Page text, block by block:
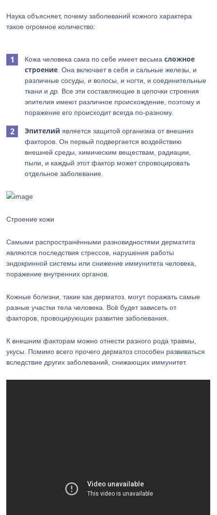
Наука объясняет, почему заболеваний кожного характера
такое огромное количество:
Кожа человека сама по себе имеет весьмасложное
строение . Она включает в себя и сальные железы, и
различные сосуды, и волосы, и ногти, и соединительные
ткани и др. Все эти составляющие в цепочки строения
эпителия имеют различное происхождение, поэтому и
поражение его происходит всегда по-разному.
Эпителий является защитой организма от внешних
факторов. Он первый подвергается воздействию
внешней среды, химическим веществам, радиации,
пыли, и каждый этот фактор может спровоцировать
отдельное заболевание.
Строение кожи
Самыми распространёнными разновидностями дерматита
являются последствия стрессов, нарушения работы
эндокринной системы или снижение иммунитета человека,
поражение внутренних органов.
Кожные болезни, такие как дерматоз, могут поражать самые
разные участки тела человека. Всё будет зависеть от
факторов, провоцирующих развитие заболевания.
К внешним факторам можно отнести разного рода травмы,
укусы. Помимо всего прочего дерматоз способен развиваться
вследствие других заболеваний, снижающих иммунитет.